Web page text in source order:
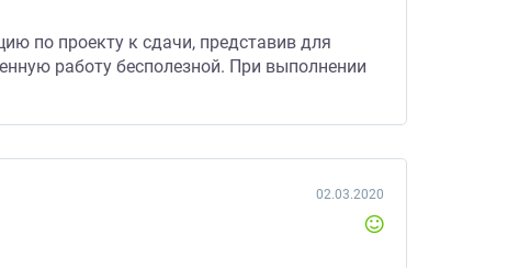
по проекту к сдачи, представив для
работу бесполезной. При выполнении
02.03.2020